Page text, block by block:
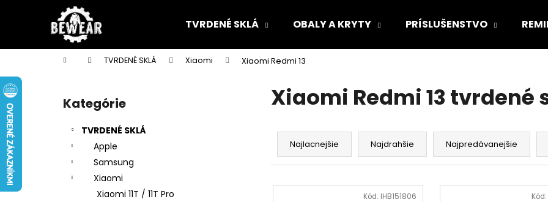
TVRDENÉ SKLÁ OBALY A KRYTY PRÍSLUŠENSTVO
Domov TVRDENÉ SKLÁ Xiaomi Xiaomi Redmi 13
Preskočiť
kategórie
Kategórie
TVRDENÉ SKLÁ
Apple
Samsung
Xiaomi
Xiaomi 11T / 11T Pro
Xiaomi Redmi 13 tvrdené
R
d
Najlacnejšie Najdrahšie Najpredávanejšie
V
Kód: IHB151806 Kód:
í
Späť
do
Späť
do
Čo potrebujete nájsť?
Odporúčame